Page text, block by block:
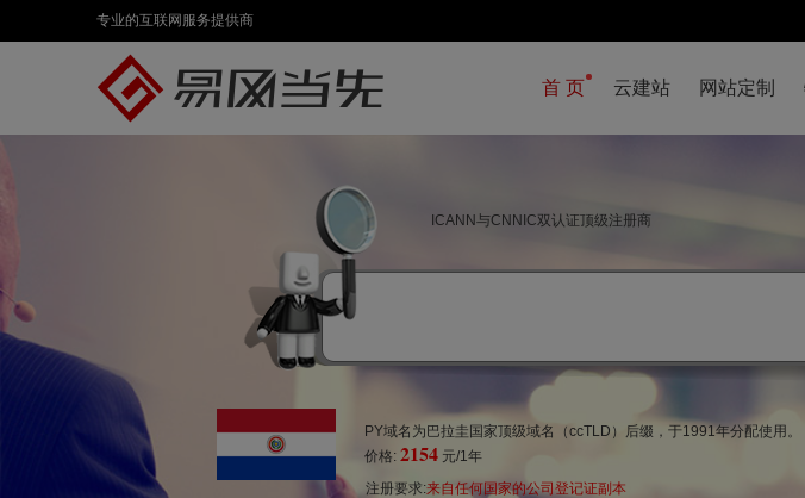
专业的互联网服务提供商
首 页 云建站 网站定制
ICANN与CNNIC双认证顶级注册商
PY域名为巴拉圭国家顶级域名（ccTLD）后缀，于1991年分配使用。
价格: 2154 元/1年
注册要求:来自任何国家的公司登记证副本